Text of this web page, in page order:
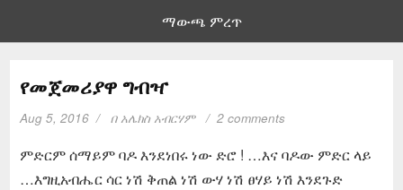
ማውጫ ምረጥ
የመጀመሪያዋ ግብዣ
Aug 5, 2016 በ አሌክስ አብርሃም 2 comments
ምድርም ሰማይም ባዶ እንደነበሩ ነው ድሮ ! …እና ባዶው ምድር ላይ
…እግዚአብሔር ሳር ነሽ ቅጠል ነሽ ውሃ ነሽ ፀሃይ ነሽ እንደጉድ